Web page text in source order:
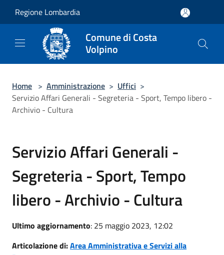
Regione Lombardia
Comune di Costa
Volpino
Home > Amministrazione > Uffici >
Servizio Affari Generali - Segreteria - Sport, Tempo libero -
Archivio - Cultura
Servizio Affari Generali -
Segreteria - Sport, Tempo
libero - Archivio - Cultura
Ultimo aggiornamento: 25 maggio 2023, 12:02
Articolazione di:Area Amministrativa e Servizi alla